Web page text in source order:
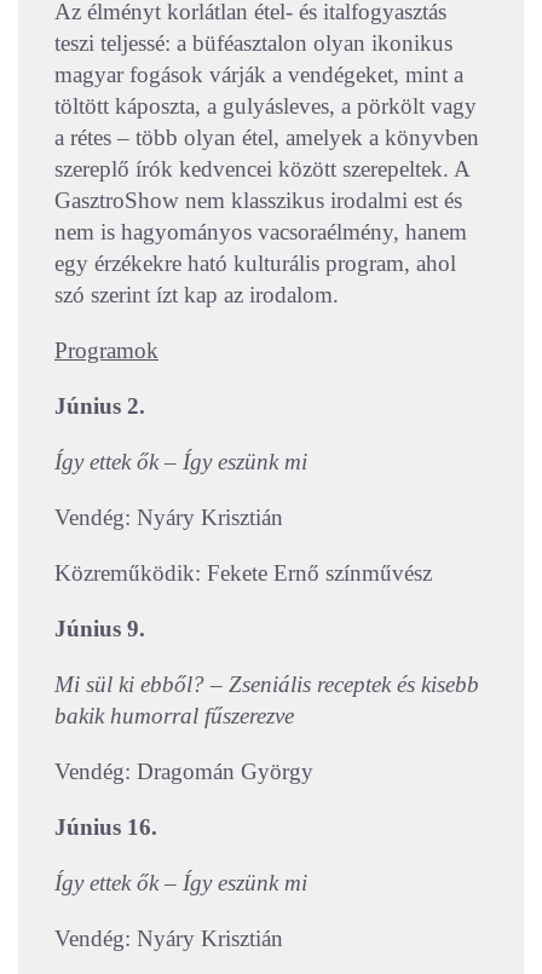
Az élményt korlátlan étel- és italfogyasztás
teszi teljessé: a büféasztalon olyan ikonikus
magyar fogások várják a vendégeket, mint a
töltött káposzta, a gulyásleves, a pörkölt vagy
a rétes – több olyan étel, amelyek a könyvben
szereplő írók kedvencei között szerepeltek. A
GasztroShow nem klasszikus irodalmi est és
nem is hagyományos vacsoraélmény, hanem
egy érzékekre ható kulturális program, ahol
szó szerint ízt kap az irodalom.
Programok
Június 2.
Így ettek ők – Így eszünk mi
Vendég: Nyáry Krisztián
Közreműködik: Fekete Ernő színművész
Június 9.
Mi sül ki ebből? – Zseniális receptek és kisebb
bakik humorral fűszerezve
Vendég: Dragomán György
Június 16.
Így ettek ők – Így eszünk mi
Vendég: Nyáry Krisztián